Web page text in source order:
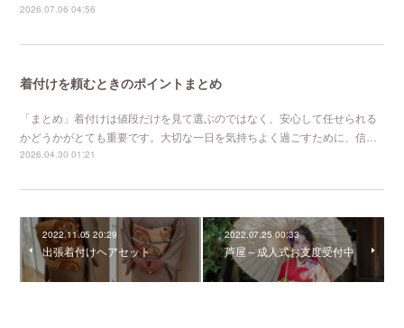
2026.07.06 04:56
着付けを頼むときのポイントまとめ
「まとめ」着付けは値段だけを見て選ぶのではなく、安心して任せられる
かどうかがとても重要です。大切な一日を気持ちよく過ごすために、信…
2026.04.30 01:21
2022.11.05 20:29
出張着付けヘアセット
2022.07.25 00:33
芦屋～成人式お支度受付中